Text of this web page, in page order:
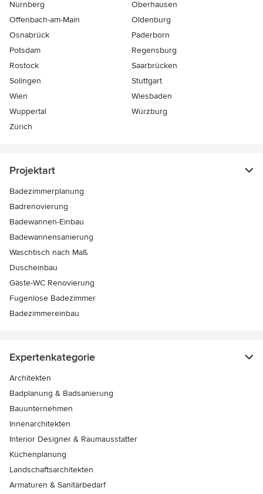
Nürnberg
Oberhausen
Offenbach-am-Main
Oldenburg
Osnabrück
Paderborn
Potsdam
Regensburg
Rostock
Saarbrücken
Solingen
Stuttgart
Wien
Wiesbaden
Wuppertal
Würzburg
Zürich
Projektart
Badezimmerplanung
Badrenovierung
Badewannen-Einbau
Badewannensanierung
Waschtisch nach Maß
Duscheinbau
Gäste-WC Renovierung
Fugenlose Badezimmer
Badezimmereinbau
Expertenkategorie
Architekten
Badplanung & Badsanierung
Bauunternehmen
Innenarchitekten
Interior Designer & Raumausstatter
Küchenplanung
Landschaftsarchitekten
Armaturen & Sanitärbedarf